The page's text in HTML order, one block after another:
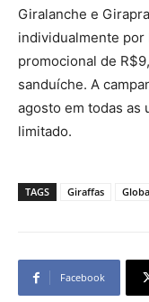
Giralanche e
individualmente por
promocional de
sanduíche. A
agosto em todas as
limitado.
TAGS Giraffas
Facebook